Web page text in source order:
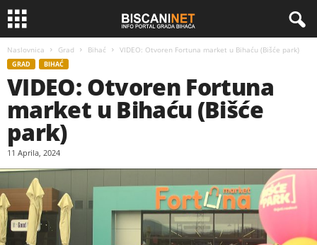
Naslovnica Grad Bihać VIDEO: Otvoren Fortuna market u Bihaću (Bišće park)
GRAD BIHAĆ
VIDEO: Otvoren Fortuna
market u Bihaću (Bišće
park)
11 Aprila, 2024